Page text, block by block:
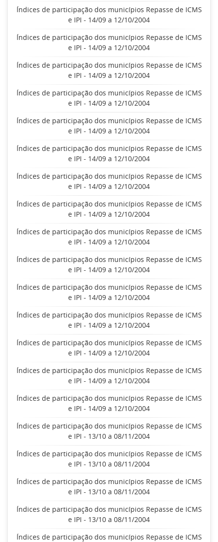
Índices de participação dos municípios Repasse de ICMS
e IPI - 14/09 a 12/10/2004
Índices de participação dos municípios Repasse de ICMS
e IPI - 14/09 a 12/10/2004
Índices de participação dos municípios Repasse de ICMS
e IPI - 14/09 a 12/10/2004
Índices de participação dos municípios Repasse de ICMS
e IPI - 14/09 a 12/10/2004
Índices de participação dos municípios Repasse de ICMS
e IPI - 14/09 a 12/10/2004
Índices de participação dos municípios Repasse de ICMS
e IPI - 14/09 a 12/10/2004
Índices de participação dos municípios Repasse de ICMS
e IPI - 14/09 a 12/10/2004
Índices de participação dos municípios Repasse de ICMS
e IPI - 14/09 a 12/10/2004
Índices de participação dos municípios Repasse de ICMS
e IPI - 14/09 a 12/10/2004
Índices de participação dos municípios Repasse de ICMS
e IPI - 14/09 a 12/10/2004
Índices de participação dos municípios Repasse de ICMS
e IPI - 14/09 a 12/10/2004
Índices de participação dos municípios Repasse de ICMS
e IPI - 14/09 a 12/10/2004
Índices de participação dos municípios Repasse de ICMS
e IPI - 14/09 a 12/10/2004
Índices de participação dos municípios Repasse de ICMS
e IPI - 14/09 a 12/10/2004
Índices de participação dos municípios Repasse de ICMS
e IPI - 14/09 a 12/10/2004
Índices de participação dos municípios Repasse de ICMS
e IPI - 13/10 a 08/11/2004
Índices de participação dos municípios Repasse de ICMS
e IPI - 13/10 a 08/11/2004
Índices de participação dos municípios Repasse de ICMS
e IPI - 13/10 a 08/11/2004
Índices de participação dos municípios Repasse de ICMS
e IPI - 13/10 a 08/11/2004
Índices de participação dos municípios Repasse de ICMS